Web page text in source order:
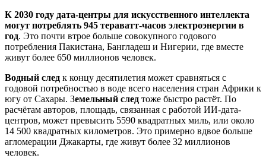
К 2030 году дата-центры для искусственного интеллекта
могут потреблять 945 тераватт-часов электроэнергии в
год. Это почти втрое больше совокупного годового
потребления Пакистана, Бангладеш и Нигерии, где вместе
живут более 650 миллионов человек.
Водный след к концу десятилетия может сравняться с
годовой потребностью в воде всего населения стран Африки к
югу от Сахары. Земельный след тоже быстро растёт. По
расчётам авторов, площадь, связанная с работой ИИ-дата-
центров, может превысить 5590 квадратных миль, или около
14 500 квадратных километров. Это примерно вдвое больше
агломерации Джакарты, где живут более 32 миллионов
человек.